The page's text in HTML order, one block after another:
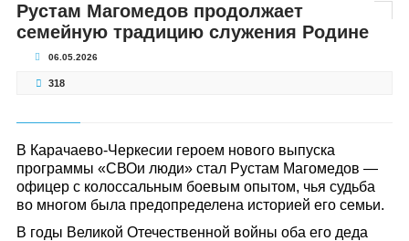
Рустам Магомедов продолжает
семейную традицию служения Родине
06.05.2026
318
В Карачаево-Черкесии героем нового выпуска
программы «СВОи люди» стал Рустам Магомедов —
офицер с колоссальным боевым опытом, чья судьба
во многом была предопределена историей его семьи.
В годы Великой Отечественной войны оба его деда